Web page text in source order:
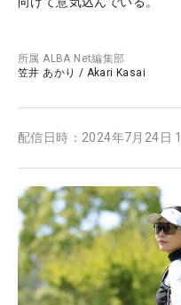
所属ALBA Net編集部
笠井 あかり / Akari Kasai
配信日時： 2024年7月24日